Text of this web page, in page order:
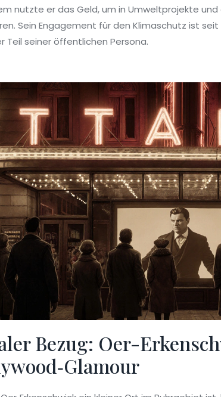
nutzte er das Geld, um in Umweltprojekte
Sein Engagement für den Klimaschutz ist seit
Teil seiner öffentlichen Persona.
Bezug: Oer-